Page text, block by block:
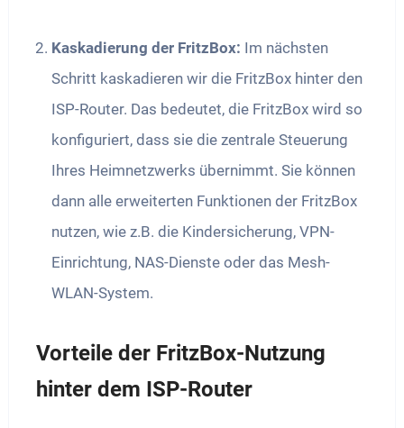
Kaskadierung der FritzBox: Im nächsten
Schritt kaskadieren wir die FritzBox hinter den
ISP-Router. Das bedeutet, die FritzBox wird so
konfiguriert, dass sie die zentrale Steuerung
Ihres Heimnetzwerks übernimmt. Sie können
dann alle erweiterten Funktionen der FritzBox
nutzen, wie z.B. die Kindersicherung, VPN-
Einrichtung, NAS-Dienste oder das Mesh-
WLAN-System.
Vorteile der FritzBox-Nutzung
hinter dem ISP-Router